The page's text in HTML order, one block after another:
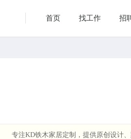
首页 找工作 招
专注KD铁木家居定制，提供原创设计